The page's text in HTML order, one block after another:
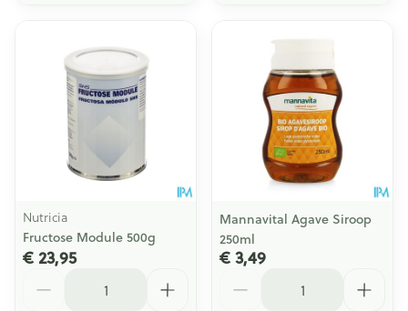
Nutricia
Fructose Module 500g
€ 23,95
Mannavital Agave Siroop
250ml
€ 3,49